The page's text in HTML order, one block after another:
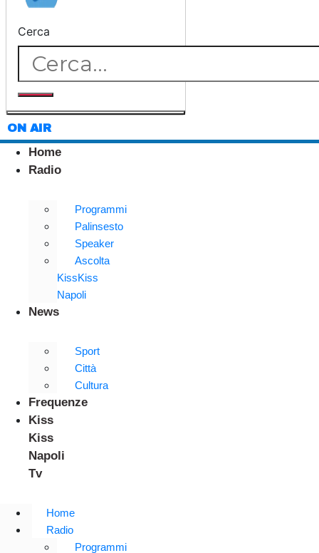
Cerca
ON AIR
Home
Radio
Programmi
Palinsesto
Speaker
Ascolta
KissKiss
Napoli
News
Sport
Città
Cultura
Frequenze
Kiss
Kiss
Napoli
Tv
Home
Radio
Programmi